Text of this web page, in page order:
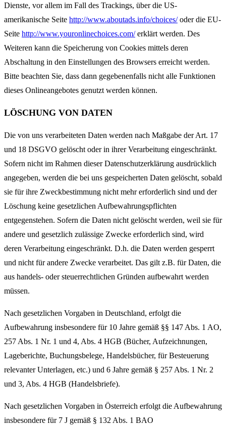
Dienste, vor allem im Fall des Trackings, über die US-
amerikanische Seite http://www.aboutads.info/choices/oder die EU-
Seite http://www.youronlinechoices.com/erklärt werden. Des
Weiteren kann die Speicherung von Cookies mittels deren
Abschaltung in den Einstellungen des Browsers erreicht werden.
Bitte beachten Sie, dass dann gegebenenfalls nicht alle Funktionen
dieses Onlineangebotes genutzt werden können.
LÖSCHUNG VON DATEN
Die von uns verarbeiteten Daten werden nach Maßgabe der Art. 17
und 18 DSGVO gelöscht oder in ihrer Verarbeitung eingeschränkt.
Sofern nicht im Rahmen dieser Datenschutzerklärung ausdrücklich
angegeben, werden die bei uns gespeicherten Daten gelöscht, sobald
sie für ihre Zweckbestimmung nicht mehr erforderlich sind und der
Löschung keine gesetzlichen Aufbewahrungspflichten
entgegenstehen. Sofern die Daten nicht gelöscht werden, weil sie für
andere und gesetzlich zulässige Zwecke erforderlich sind, wird
deren Verarbeitung eingeschränkt. D.h. die Daten werden gesperrt
und nicht für andere Zwecke verarbeitet. Das gilt z.B. für Daten, die
aus handels- oder steuerrechtlichen Gründen aufbewahrt werden
müssen.
Nach gesetzlichen Vorgaben in Deutschland, erfolgt die
Aufbewahrung insbesondere für 10 Jahre gemäß §§ 147 Abs. 1 AO,
257 Abs. 1 Nr. 1 und 4, Abs. 4 HGB (Bücher, Aufzeichnungen,
Lageberichte, Buchungsbelege, Handelsbücher, für Besteuerung
relevanter Unterlagen, etc.) und 6 Jahre gemäß § 257 Abs. 1 Nr. 2
und 3, Abs. 4 HGB (Handelsbriefe).
Nach gesetzlichen Vorgaben in Österreich erfolgt die Aufbewahrung
insbesondere für 7 J gemäß § 132 Abs. 1 BAO